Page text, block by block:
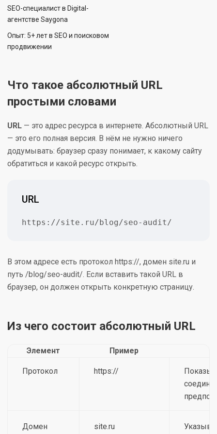
SEO-специалист в Digital-
агентстве Saygona
Опыт: 5+ лет в SEO и поисковом
продвижении
Что такое абсолютный URL
простыми словами
URL — это адрес ресурса в интернете. Абсолютный URL
— это его полная версия. В нём не нужно ничего
додумывать: браузер сразу понимает, к какому сайту
обратиться и какой ресурс открыть.
URL
https://site.ru/blog/seo-audit/
В этом адресе есть протокол https://, домен site.ru и
путь /blog/seo-audit/. Если вставить такой URL в
браузер, он должен открыть конкретную страницу.
Из чего состоит абсолютный URL
Элемент Пример
Протокол https://
Домен site.ru